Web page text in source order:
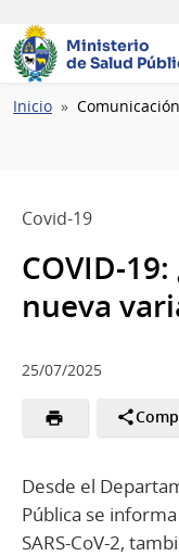
Ministerio
de Salud
Ruta
Inicio Comunicación
Covid-19
COVID-
nueva
25/07/2025
Desde el
Pública se
SARS-CoV-2,